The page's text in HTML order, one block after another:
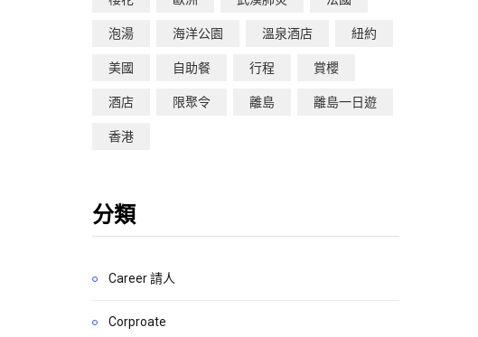
泡湯 海洋公園 溫泉酒店 紐約
美國 自助餐 行程 賞櫻
酒店 限聚令 離島 離島一日遊
香港
分類
Career 請人
Corproate